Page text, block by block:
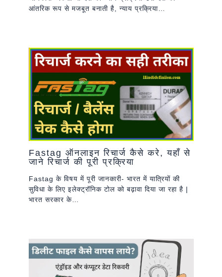
आंतरिक रूप से मजबूत बनाती है, न्याय प्रक्रिया…
Fastag ऑनलाइन रिचार्ज कैसे करे, यहाँ से
जाने रिचार्ज की पूरी प्रक्रिया
Fastag के विषय में पूरी जानकारी- भारत में यात्रियों की
सुविधा के लिए इलेक्ट्रॉनिक टोल को बढ़ावा दिया जा रहा है |
भारत सरकार के…